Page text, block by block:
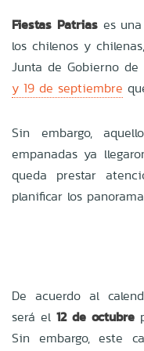
Fiestas Patriases una
los chilenos y
Junta de Gobierno de
y 19 de septiembre
Sin embargo,
empanadas ya
queda prestar
planificar los
De acuerdo al
será el 12 de octubre
Sin embargo, este